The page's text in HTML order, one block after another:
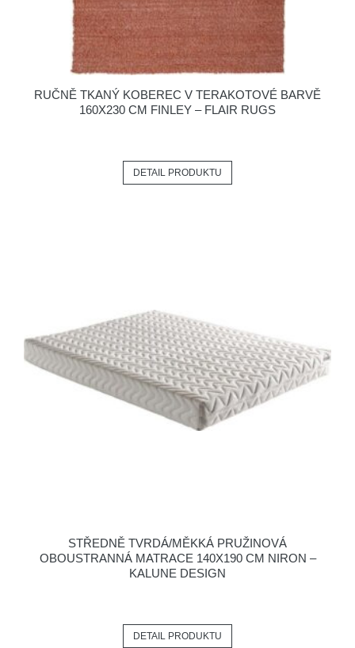
RUČNĚ TKANÝ KOBEREC V TERAKOTOVÉ BARVĚ
160X230 CM FINLEY – FLAIR RUGS
DETAIL PRODUKTU
STŘEDNĚ TVRDÁ/MĚKKÁ PRUŽINOVÁ
OBOUSTRANNÁ MATRACE 140X190 CM NIRON –
KALUNE DESIGN
DETAIL PRODUKTU